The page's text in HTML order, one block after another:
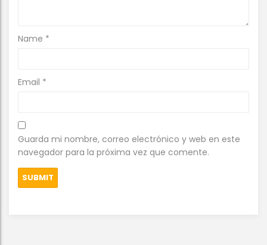
Name *
Email *
Guarda mi nombre, correo electrónico y web en este
navegador para la próxima vez que comente.